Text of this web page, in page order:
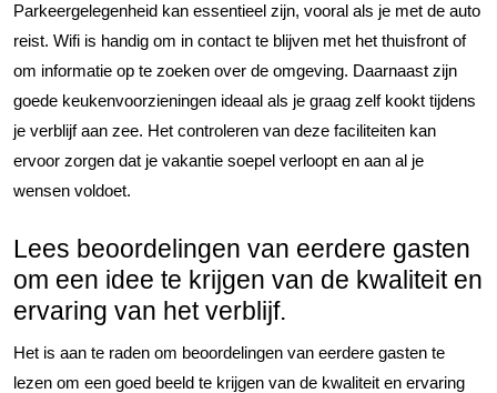
Parkeergelegenheid kan essentieel zijn, vooral als je met de auto
reist. Wifi is handig om in contact te blijven met het thuisfront of
om informatie op te zoeken over de omgeving. Daarnaast zijn
goede keukenvoorzieningen ideaal als je graag zelf kookt tijdens
je verblijf aan zee. Het controleren van deze faciliteiten kan
ervoor zorgen dat je vakantie soepel verloopt en aan al je
wensen voldoet.
Lees beoordelingen van eerdere gasten
om een idee te krijgen van de kwaliteit en
ervaring van het verblijf.
Het is aan te raden om beoordelingen van eerdere gasten te
lezen om een goed beeld te krijgen van de kwaliteit en ervaring